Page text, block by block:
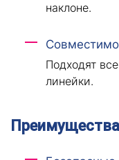
наклоне.
Подходят
линейки.